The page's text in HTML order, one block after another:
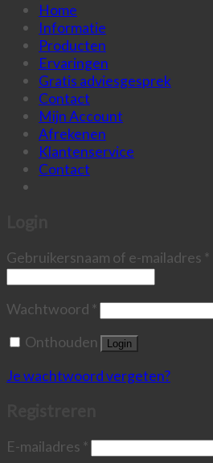
Home
Informatie
Producten
Ervaringen
Gratis adviesgesprek
Contact
Mijn Account
Afrekenen
Klantenservice
Contact
Gebruikersnaam of e-mailadres *
Wachtwoord *
Onthouden
Login
Je wachtwoord vergeten?
E-mailadres *